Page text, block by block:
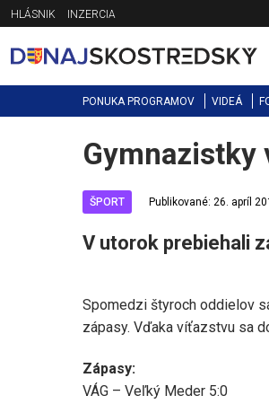
Jump
to
navigation
HLÁSNIK INZERCIA
PONUKA PROGRAMOV VIDEÁ
Back
to
Gymnazistky
ŠPORT Publikované: 26. apríl
V utorok prebiehali
Spomedzi štyroch oddielov
zápasy. Vďaka víťazstvu sa
Zápasy:
VÁG – Veľký Meder 5:0